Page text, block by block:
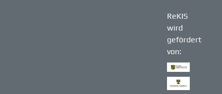
ReKIS
wird
gefördert
von: